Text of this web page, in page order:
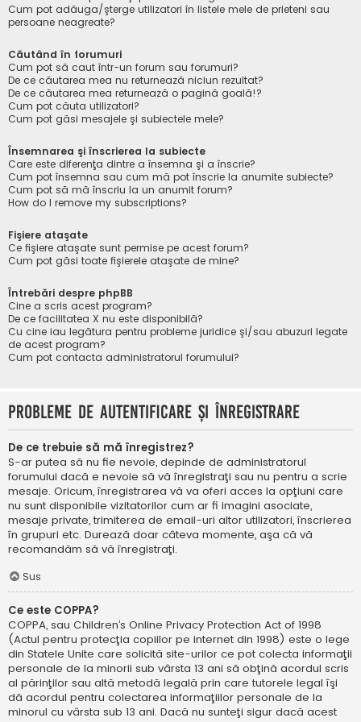
Cum pot adăuga/şterge utilizatori în listele mele de prieteni sau
persoane neagreate?
Căutând în forumuri
Cum pot să caut într-un forum sau forumuri?
De ce căutarea mea nu returnează niciun rezultat?
De ce căutarea mea returnează o pagină goală!?
Cum pot căuta utilizatori?
Cum pot găsi mesajele şi subiectele mele?
Însemnarea şi înscrierea la subiecte
Care este diferenţa dintre a însemna şi a înscrie?
Cum pot însemna sau cum mă pot înscrie la anumite subiecte?
Cum pot să mă înscriu la un anumit forum?
How do I remove my subscriptions?
Fişiere ataşate
Ce fişiere ataşate sunt permise pe acest forum?
Cum pot găsi toate fişierele ataşate de mine?
Întrebări despre phpBB
Cine a scris acest program?
De ce facilitatea X nu este disponibilă?
Cu cine iau legătura pentru probleme juridice şi/sau abuzuri legate
de acest program?
Cum pot contacta administratorul forumului?
Probleme de autentificare şi înregistrare
De ce trebuie să mă înregistrez?
S-ar putea să nu fie nevoie, depinde de administratorul
forumului dacă e nevoie să vă înregistraţi sau nu pentru a scrie
mesaje. Oricum, înregistrarea vă va oferi acces la opţiuni care
nu sunt disponibile vizitatorilor cum ar fi imagini asociate,
mesaje private, trimiterea de email-uri altor utilizatori, înscrierea
în grupuri etc. Durează doar câteva momente, aşa că vă
recomandăm să vă înregistraţi.
Sus
Ce este COPPA?
COPPA, sau Children’s Online Privacy Protection Act of 1998
(Actul pentru protecţia copiilor pe internet din 1998) este o lege
din Statele Unite care solicită site-urilor ce pot colecta informaţii
personale de la minorii sub vârsta 13 ani să obţină acordul scris
al părinţilor sau altă metodă legală prin care tutorele legal îşi
dă acordul pentru colectarea informaţiilor personale de la
minorul cu vârsta sub 13 ani. Dacă nu sunteţi sigur dacă acest